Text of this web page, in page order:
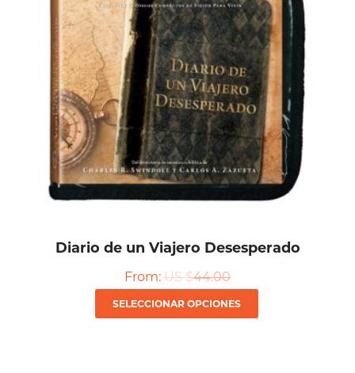
Diario de un Viajero Desesperado
From: US $44.00
SELECCIONAR OPCIONES